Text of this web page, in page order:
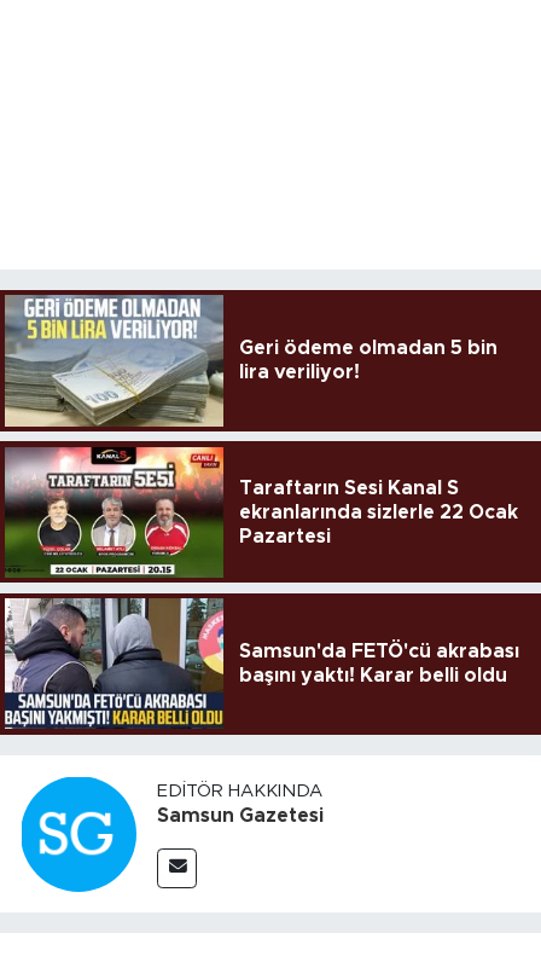
Geri ödeme olmadan 5 bin
lira veriliyor!
Taraftarın Sesi Kanal S
ekranlarında sizlerle 22 Ocak
Pazartesi
Samsun'da FETÖ'cü akrabası
başını yaktı! Karar belli oldu
EDITÖR HAKKINDA
Samsun Gazetesi